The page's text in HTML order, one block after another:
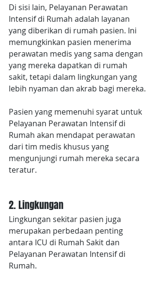
Di sisi lain, Pelayanan Perawatan
Intensif di Rumah adalah layanan
yang diberikan di rumah pasien. Ini
memungkinkan pasien menerima
perawatan medis yang sama dengan
yang mereka dapatkan di rumah
sakit, tetapi dalam lingkungan yang
lebih nyaman dan akrab bagi mereka.
Pasien yang memenuhi syarat untuk
Pelayanan Perawatan Intensif di
Rumah akan mendapat perawatan
dari tim medis khusus yang
mengunjungi rumah mereka secara
teratur.
2. Lingkungan
Lingkungan sekitar pasien juga
merupakan perbedaan penting
antara ICU di Rumah Sakit dan
Pelayanan Perawatan Intensif di
Rumah.